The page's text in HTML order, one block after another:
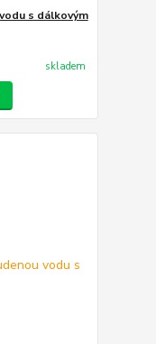
s dálkovým
skladem